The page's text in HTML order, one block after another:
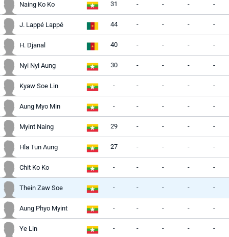
Naing Ko Ko 31 - - - -
J. Lappé Lappé 44 - - - -
H. Djanal 40 - - - -
Nyi Nyi Aung 30 - - - -
Kyaw Soe Lin - - - - -
Aung Myo Min - - - - -
Myint Naing 29 - - - -
Hla Tun Aung 27 - - - -
Chit Ko Ko - - - - -
Thein Zaw Soe - - - - -
Aung Phyo Myint - - - - -
Ye Lin - - - - -